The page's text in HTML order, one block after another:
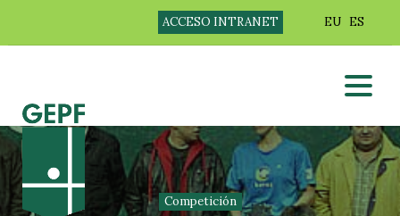
ACCESO INTRANET EU ES
Competición